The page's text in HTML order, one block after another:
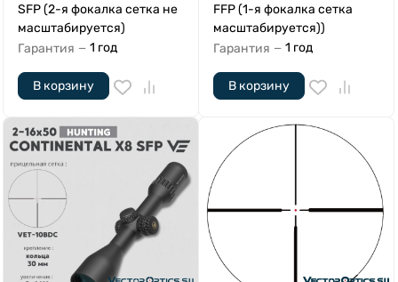
SFP (2-я фокалка сетка не
масштабируется)
Гарантия — 1 год
В корзину
FFP (1-я фокалка сетка
масштабируется))
Гарантия — 1 год
В корзину